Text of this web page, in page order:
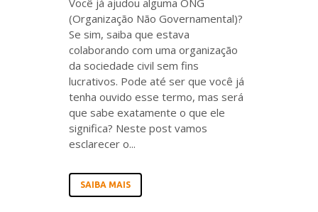
(Organização Não Governamental)?
Se sim, saiba que estava
colaborando com uma organização
da sociedade civil sem fins
lucrativos. Pode até ser que você já
tenha ouvido esse termo, mas será
que sabe exatamente o que ele
significa? Neste post vamos
esclarecer o...
SAIBA MAIS